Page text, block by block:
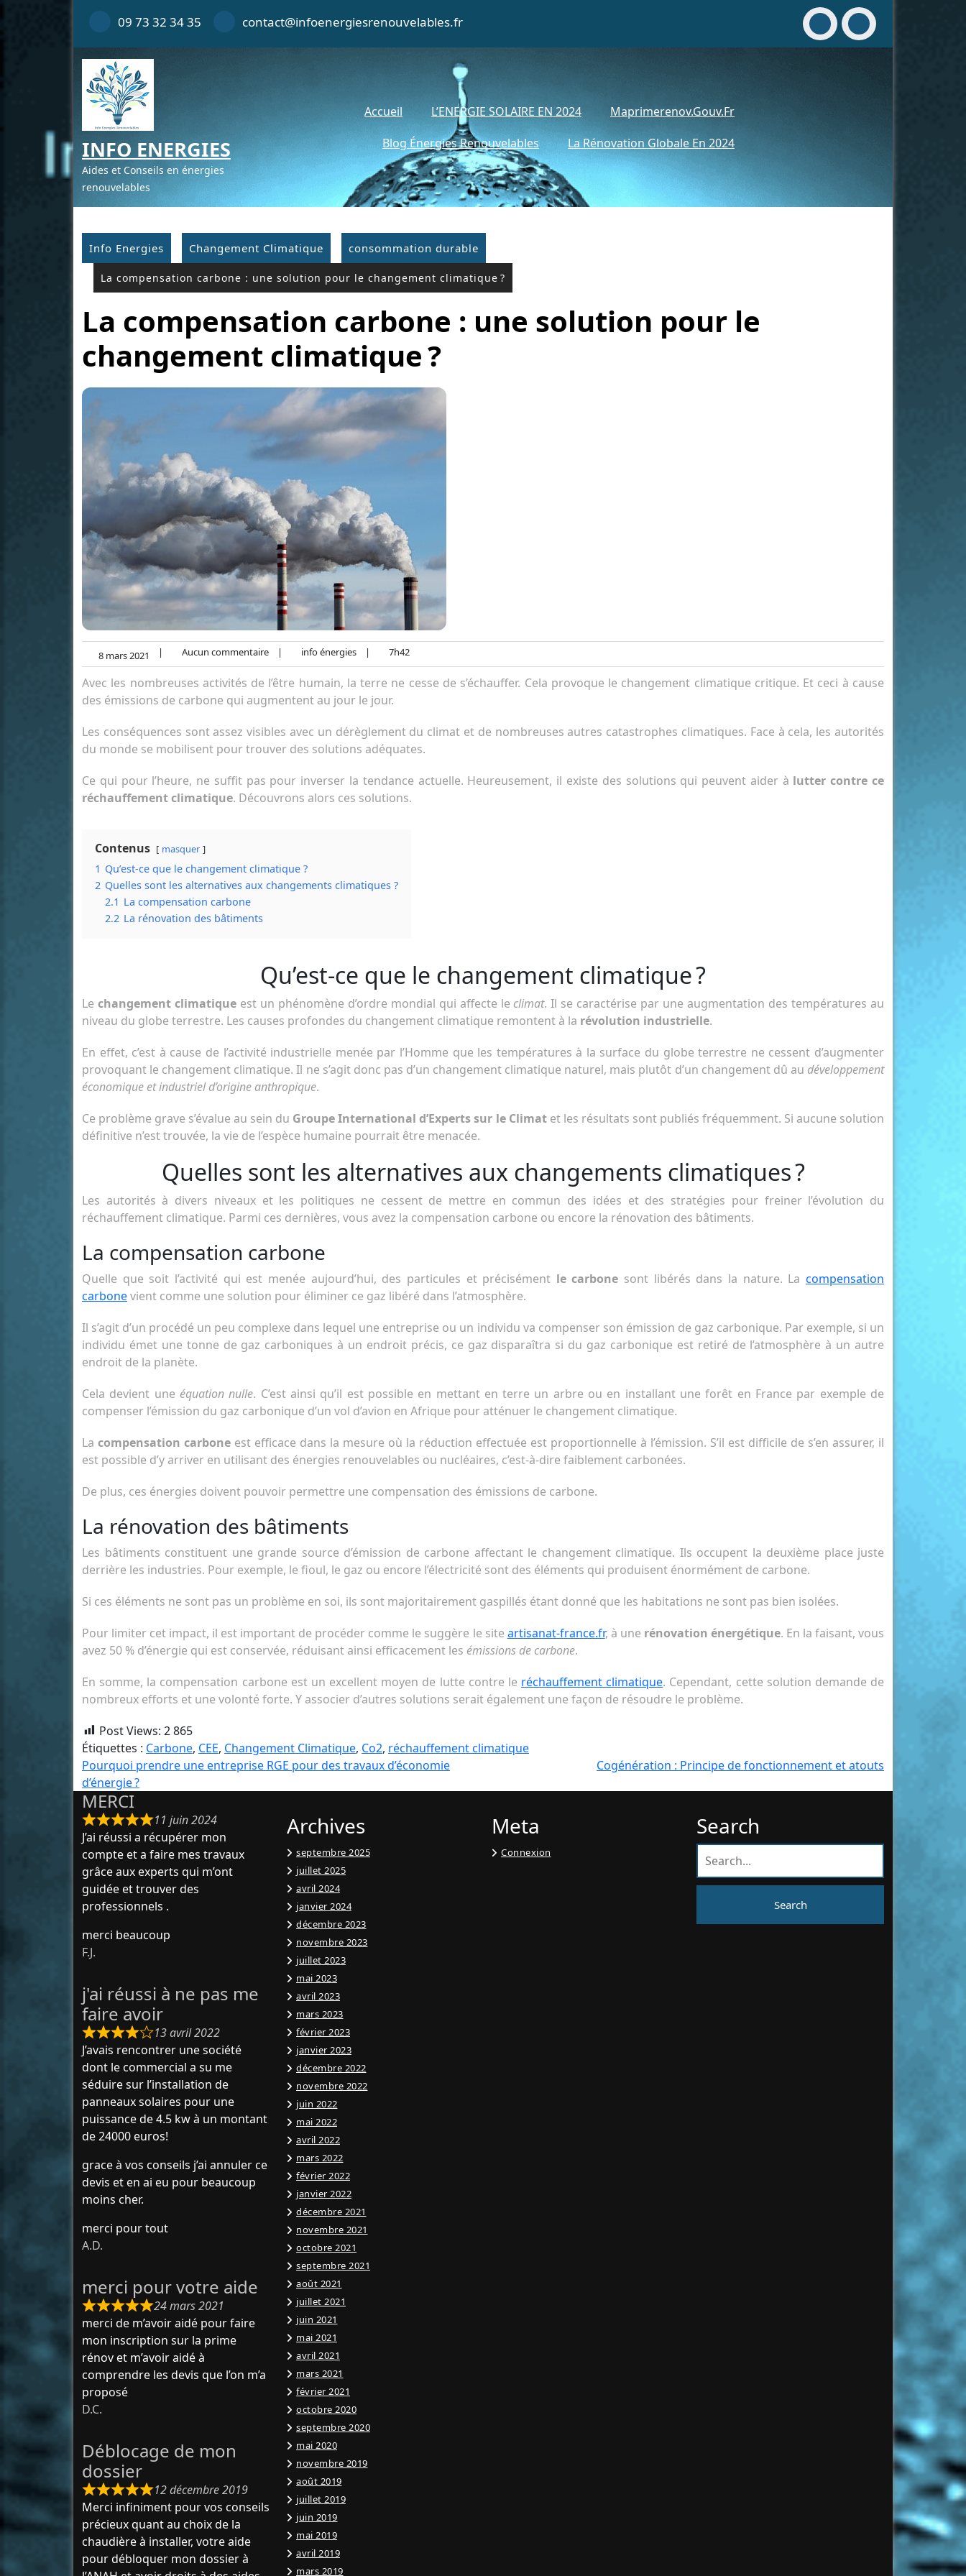
09 73 32 34 35 contact@infoenergiesrenouvelables.fr
INFO ENERGIES
Aides et Conseils en énergies
renouvelables
Accueil L’ENERGIE SOLAIRE EN 2024
Maprimerenov.gouv.fr
Blog Énergies Renouvelables
La Rénovation Globale En 2024
Info Energies Changement Climatique consommation durable
La compensation carbone : une solution pour le changement climatique ?
La compensation carbone : une solution pour le
changement climatique ?
8 mars 2021 | Aucun commentaire | info énergies | 7h42
Avec les nombreuses activités de l’être humain, la terre ne cesse de s’échauffer. Cela provoque le changement climatique critique. Et ceci à cause
des émissions de carbone qui augmentent au jour le jour.
Les conséquences sont assez visibles avec un dérèglement du climat et de nombreuses autres catastrophes climatiques. Face à cela, les autorités
du monde se mobilisent pour trouver des solutions adéquates.
Ce qui pour l’heure, ne suffit pas pour inverser la tendance actuelle. Heureusement, il existe des solutions qui peuvent aider à lutter contre ce
réchauffement climatique. Découvrons alors ces solutions.
Contenus masquer
1 Qu’est-ce que le changement climatique ?
2 Quelles sont les alternatives aux changements climatiques ?
2.1 La compensation carbone
2.2 La rénovation des bâtiments
Qu’est-ce que le changement climatique ?
Le changement climatiqueest un phénomène d’ordre mondial qui affecte le climat. Il se caractérise par une augmentation des températures au
niveau du globe terrestre. Les causes profondes du changement climatique remontent à la révolution industrielle.
En effet, c’est à cause de l’activité industrielle menée par l’Homme que les températures à la surface du globe terrestre ne cessent d’augmenter
provoquant le changement climatique. Il ne s’agit donc pas d’un changement climatique naturel, mais plutôt d’un changement dû au développement
économique et industriel d’origine anthropique.
Ce problème grave s’évalue au sein du Groupe International d’Experts sur le Climat et les résultats sont publiés fréquemment. Si aucune solution
définitive n’est trouvée, la vie de l’espèce humaine pourrait être menacée.
Quelles sont les alternatives aux changements climatiques ?
Les autorités à divers niveaux et les politiques ne cessent de mettre en commun des idées et des stratégies pour freiner l’évolution du
réchauffement climatique. Parmi ces dernières, vous avez la compensation carbone ou encore la rénovation des bâtiments.
La compensation carbone
Quelle que soit l’activité qui est menée aujourd’hui, des particules et précisément le carbone sont libérés dans la nature. Lacompensation
carbonevient comme une solution pour éliminer ce gaz libéré dans l’atmosphère.
Il s’agit d’un procédé un peu complexe dans lequel une entreprise ou un individu va compenser son émission de gaz carbonique. Par exemple, si un
individu émet une tonne de gaz carboniques à un endroit précis, ce gaz disparaîtra si du gaz carbonique est retiré de l’atmosphère à un autre
endroit de la planète.
Cela devient une équation nulle. C’est ainsi qu’il est possible en mettant en terre un arbre ou en installant une forêt en France par exemple de
compenser l’émission du gaz carbonique d’un vol d’avion en Afrique pour atténuer le changement climatique.
La compensation carbone est efficace dans la mesure où la réduction effectuée est proportionnelle à l’émission. S’il est difficile de s’en assurer, il
est possible d’y arriver en utilisant des énergies renouvelables ou nucléaires, c’est-à-dire faiblement carbonées.
De plus, ces énergies doivent pouvoir permettre une compensation des émissions de carbone.
La rénovation des bâtiments
Les bâtiments constituent une grande source d’émission de carbone affectant le changement climatique. Ils occupent la deuxième place juste
derrière les industries. Pour exemple, le fioul, le gaz ou encore l’électricité sont des éléments qui produisent énormément de carbone.
Si ces éléments ne sont pas un problème en soi, ils sont majoritairement gaspillés étant donné que les habitations ne sont pas bien isolées.
Pour limiter cet impact, il est important de procéder comme le suggère le site artisanat-france.fr, à une rénovation énergétique. En la faisant, vous
avez 50 % d’énergie qui est conservée, réduisant ainsi efficacement les émissions de carbone.
En somme, la compensation carbone est un excellent moyen de lutte contre le réchauffement climatique. Cependant, cette solution demande de
nombreux efforts et une volonté forte. Y associer d’autres solutions serait également une façon de résoudre le problème.
Post Views: 2 865
Étiquettes : Carbone, CEE, Changement Climatique, Co2, réchauffement climatique
Navigation
de
l’article
Pourquoi prendre une entreprise RGE pour des travaux d’économie
d’énergie ?
Cogénération : Principe de fonctionnement et atouts
MERCI
11 juin 2024
J’ai réussi a récupérer mon
compte et a faire mes travaux
grâce aux experts qui m’ont
guidée et trouver des
professionnels .
merci beaucoup
F.J.
j'ai réussi à ne pas me
faire avoir
13 avril 2022
J’avais rencontrer une société
dont le commercial a su me
séduire sur l’installation de
panneaux solaires pour une
puissance de 4.5 kw à un montant
de 24000 euros!
grace à vos conseils j’ai annuler ce
devis et en ai eu pour beaucoup
moins cher.
merci pour tout
A.D.
merci pour votre aide
24 mars 2021
merci de m’avoir aidé pour faire
mon inscription sur la prime
rénov et m’avoir aidé à
comprendre les devis que l’on m’a
proposé
D.C.
Déblocage de mon
dossier
12 décembre 2019
Merci infiniment pour vos conseils
précieux quant au choix de la
chaudière à installer, votre aide
pour débloquer mon dossier à
Archives
septembre 2025
juillet 2025
avril 2024
janvier 2024
décembre 2023
novembre 2023
juillet 2023
mai 2023
avril 2023
mars 2023
février 2023
janvier 2023
décembre 2022
novembre 2022
juin 2022
mai 2022
avril 2022
mars 2022
février 2022
janvier 2022
décembre 2021
novembre 2021
octobre 2021
septembre 2021
août 2021
juillet 2021
juin 2021
mai 2021
avril 2021
mars 2021
février 2021
octobre 2020
septembre 2020
mai 2020
novembre 2019
août 2019
juillet 2019
juin 2019
mai 2019
avril 2019
mars 2019
Meta
Connexion
Search